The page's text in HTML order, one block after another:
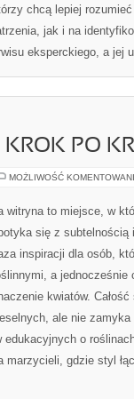
chcą lepiej
jak i na
eksperckiego, a jej
KROK PO
MOŻLIWOŚĆ
witryna to miejsce, w
się z subtelnością
inspiracji dla osób,
a jednocześnie
kwiatów.
ale nie zamyka
o
marzycieli, gdzie styl